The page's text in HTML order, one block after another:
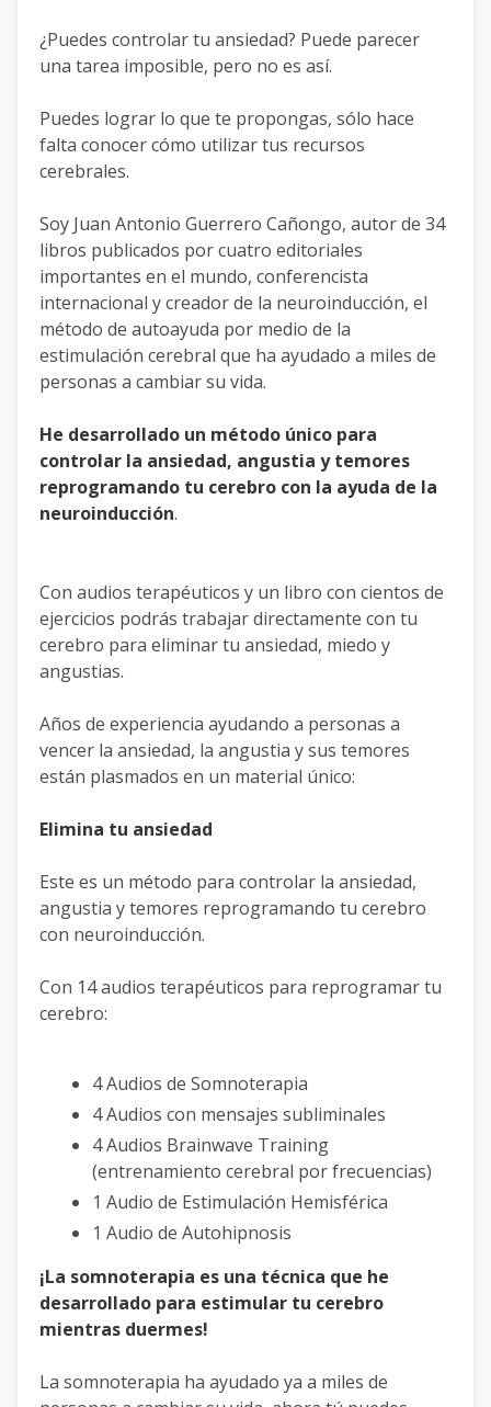
¿Puedes controlar tu ansiedad? Puede parecer
una tarea imposible, pero no es así.
Puedes lograr lo que te propongas, sólo hace
falta conocer cómo utilizar tus recursos
cerebrales.
Soy Juan Antonio Guerrero Cañongo, autor de 34
libros publicados por cuatro editoriales
importantes en el mundo, conferencista
internacional y creador de la neuroinducción, el
método de autoayuda por medio de la
estimulación cerebral que ha ayudado a miles de
personas a cambiar su vida.
He desarrollado un método único para
controlar la ansiedad, angustia y temores
reprogramando tu cerebro con la ayuda de la
neuroinducción.
Con audios terapéuticos y un libro con cientos de
ejercicios podrás trabajar directamente con tu
cerebro para eliminar tu ansiedad, miedo y
angustias.
Años de experiencia ayudando a personas a
vencer la ansiedad, la angustia y sus temores
están plasmados en un material único:
Elimina tu ansiedad
Este es un método para controlar la ansiedad,
angustia y temores reprogramando tu cerebro
con neuroinducción.
Con 14 audios terapéuticos para reprogramar tu
cerebro:
4 Audios de Somnoterapia
4 Audios con mensajes subliminales
4 Audios Brainwave Training
(entrenamiento cerebral por frecuencias)
1 Audio de Estimulación Hemisférica
1 Audio de Autohipnosis
¡La somnoterapia es una técnica que he
desarrollado para estimular tu cerebro
mientras duermes!
La somnoterapia ha ayudado ya a miles de